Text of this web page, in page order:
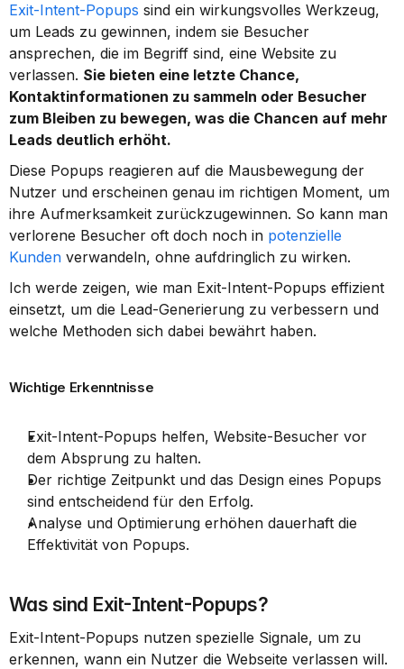
Exit-Intent-Popups sind ein wirkungsvolles Werkzeug,
um Leads zu gewinnen, indem sie Besucher
ansprechen, die im Begriff sind, eine Website zu
verlassen. Sie bieten eine letzte Chance,
Kontaktinformationen zu sammeln oder Besucher
zum Bleiben zu bewegen, was die Chancen auf mehr
Leads deutlich erhöht.
Diese Popups reagieren auf die Mausbewegung der
Nutzer und erscheinen genau im richtigen Moment, um
ihre Aufmerksamkeit zurückzugewinnen. So kann man
verlorene Besucher oft doch noch in potenzielle
Kunden verwandeln, ohne aufdringlich zu wirken.
Ich werde zeigen, wie man Exit-Intent-Popups effizient
einsetzt, um die Lead-Generierung zu verbessern und
welche Methoden sich dabei bewährt haben.
Wichtige Erkenntnisse
Exit-Intent-Popups helfen, Website-Besucher vor
dem Absprung zu halten.
Der richtige Zeitpunkt und das Design eines Popups
sind entscheidend für den Erfolg.
Analyse und Optimierung erhöhen dauerhaft die
Effektivität von Popups.
Was sind Exit-Intent-Popups?
Exit-Intent-Popups nutzen spezielle Signale, um zu
erkennen, wann ein Nutzer die Webseite verlassen will.